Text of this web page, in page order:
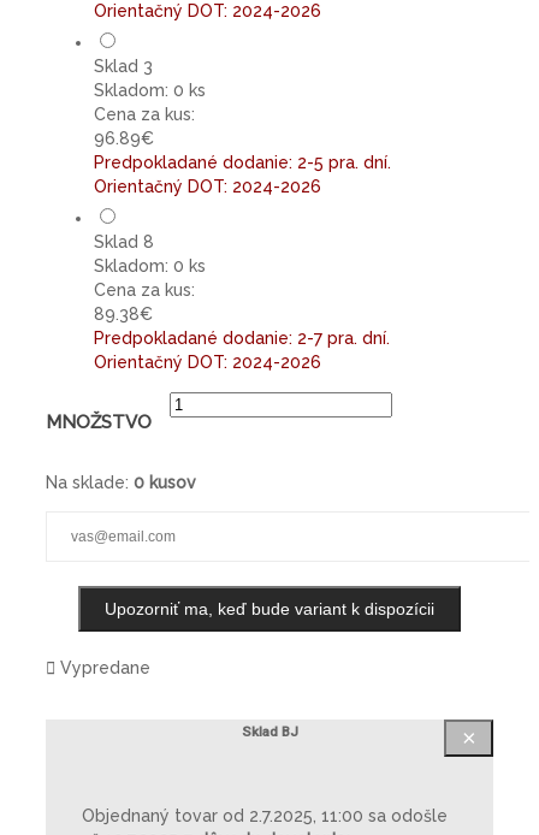
Orientačný DOT: 2024-2026
Sklad 3
Skladom: 0 ks
Cena za kus:
96.89€
Predpokladané dodanie: 2-5 pra. dní.
Orientačný DOT: 2024-2026
Sklad 8
Skladom: 0 ks
Cena za kus:
89.38€
Predpokladané dodanie: 2-7 pra. dní.
Orientačný DOT: 2024-2026
MNOŽSTVO
Na sklade: 0 kusov
Upozorniť ma, keď bude variant k dispozícii
 Vypredane
Sklad BJ ×
Objednaný tovar od 2.7.2025, 11:00 sa odošle